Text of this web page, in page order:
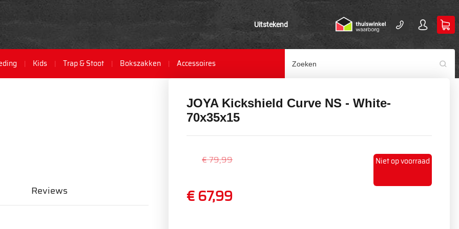
Uitstekend
Kids Trap & Stoot Bokszakken Accessoires
JOYA Kickshield Curve NS - White-
70x35x15
€ 79,99
€ 67,99
Niet op voorraad
Reviews